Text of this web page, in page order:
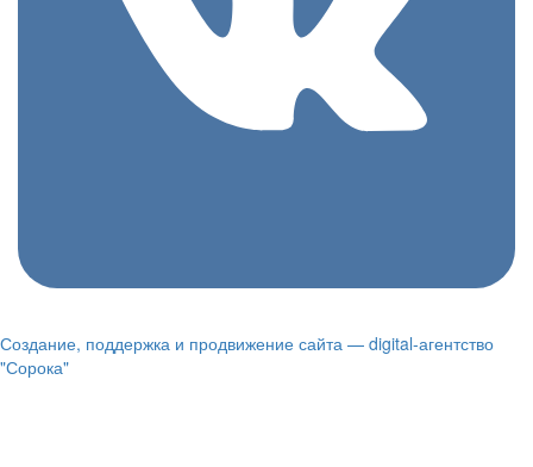
Создание, поддержка и продвижение сайта — digital-агентство
"Сорока"